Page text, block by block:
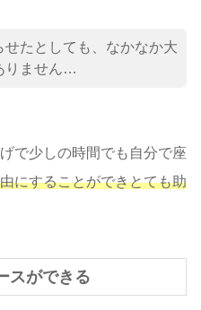
せたとしても、なかなか大
りません…
で少しの時間でも自分で座
にすることができとても助
スができる